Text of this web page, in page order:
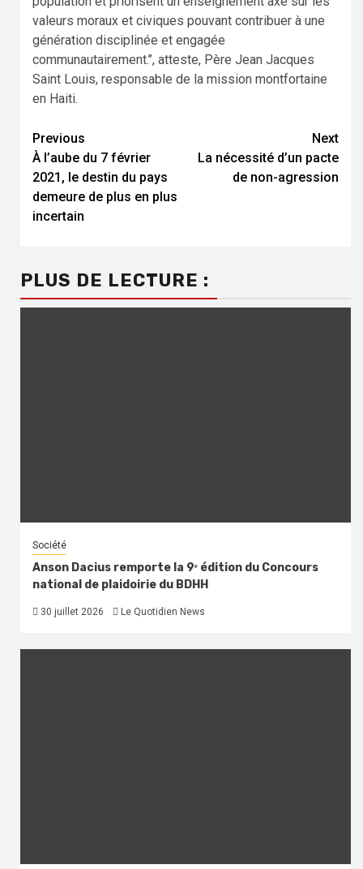
valeurs moraux et civiques pouvant contribuer à une
génération disciplinée et engagée
communautairement.’’, atteste, Père Jean Jacques
Saint Louis, responsable de la mission montfortaine
en Haiti.
Continue
Reading
Previous
À l’aube du 7 février
2021, le destin du pays
demeure de plus en plus
incertain
Next
La nécessité d’un pacte
de non-agression
PLUS DE LECTURE :
Société
Anson Dacius remporte la 9ᵉ édition du Concours
national de plaidoirie du BDHH
30 juillet 2026 Le Quotidien News